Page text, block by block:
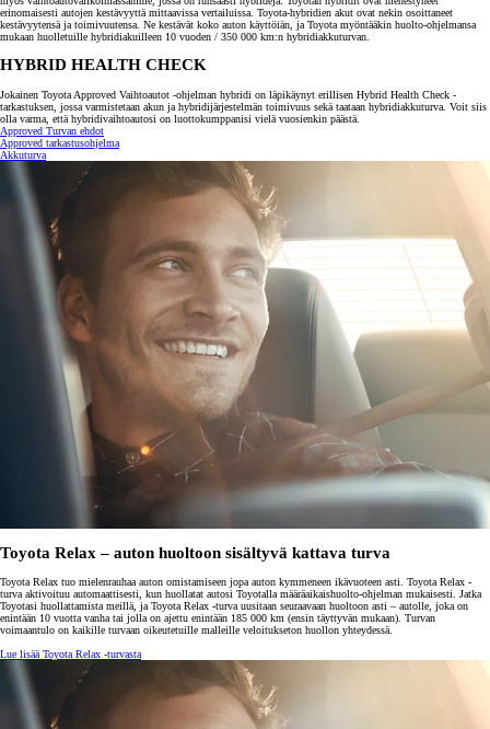
erinomaisesti autojen kestävyyttä mittaavissa vertailuissa. Toyota-hybridien akut ovat nekin osoittaneet
kestävyytensä ja toimivuutensa. Ne kestävät koko auton käyttöiän, ja Toyota myöntääkin huolto-ohjelmansa
mukaan huolletuille hybridiakuilleen 10 vuoden / 350 000 km:n hybridiakkuturvan.
HYBRID HEALTH CHECK
Jokainen Toyota Approved Vaihtoautot -ohjelman hybridi on läpikäynyt erillisen Hybrid Health Check -
tarkastuksen, jossa varmistetaan akun ja hybridijärjestelmän toimivuus sekä taataan hybridiakkuturva. Voit siis
olla varma, että hybridivaihtoautosi on luottokumppanisi vielä vuosienkin päästä.
Approved Turvan ehdot
Approved tarkastusohjelma
Akkuturva
Toyota Relax – auton huoltoon sisältyvä kattava turva
Toyota Relax tuo mielenrauhaa auton omistamiseen jopa auton kymmeneen ikävuoteen asti. Toyota Relax -
turva aktivoituu automaattisesti, kun huollatat autosi Toyotalla määräaikaishuolto-ohjelman mukaisesti. Jatka
Toyotasi huollattamista meillä, ja Toyota Relax -turva uusitaan seuraavaan huoltoon asti – autolle, joka on
enintään 10 vuotta vanha tai jolla on ajettu enintään 185 000 km (ensin täyttyvän mukaan). Turvan
voimaantulo on kaikille turvaan oikeutetuille malleille veloitukseton huollon yhteydessä.
Lue lisää Toyota Relax -turvasta